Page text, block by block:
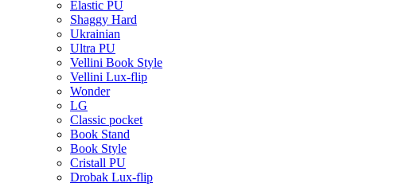
Elastic PU
Shaggy Hard
Ukrainian
Ultra PU
Vellini Book Style
Vellini Lux-flip
Wonder
LG
Classic pocket
Book Stand
Book Style
Cristall PU
Drobak Lux-flip